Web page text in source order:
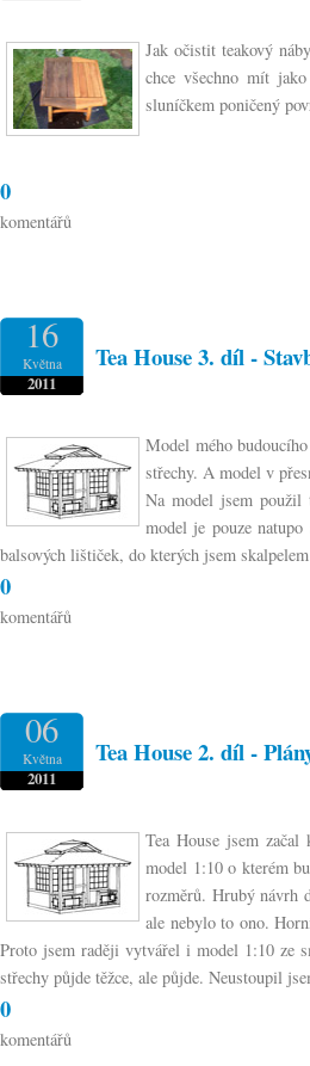
Jak očistit teakový
chce všechno mít
sluníčkem poničený
0
komentářů
16
Května
2011
Tea House 3. díl -
Model mého
střechy. A model v
Na model jsem použil
model je pouze
balsových lištiček, do kterých jsem
0
komentářů
06
Května
2011
Tea House 2. díl -
Tea House jsem
model 1:10 o kterém
rozměrů. Hrubý návrh
ale nebylo to ono.
Proto jsem raději vytvářel i model 1:10 ze
střechy půjde těžce, ale půjde. Neustoupil
0
komentářů